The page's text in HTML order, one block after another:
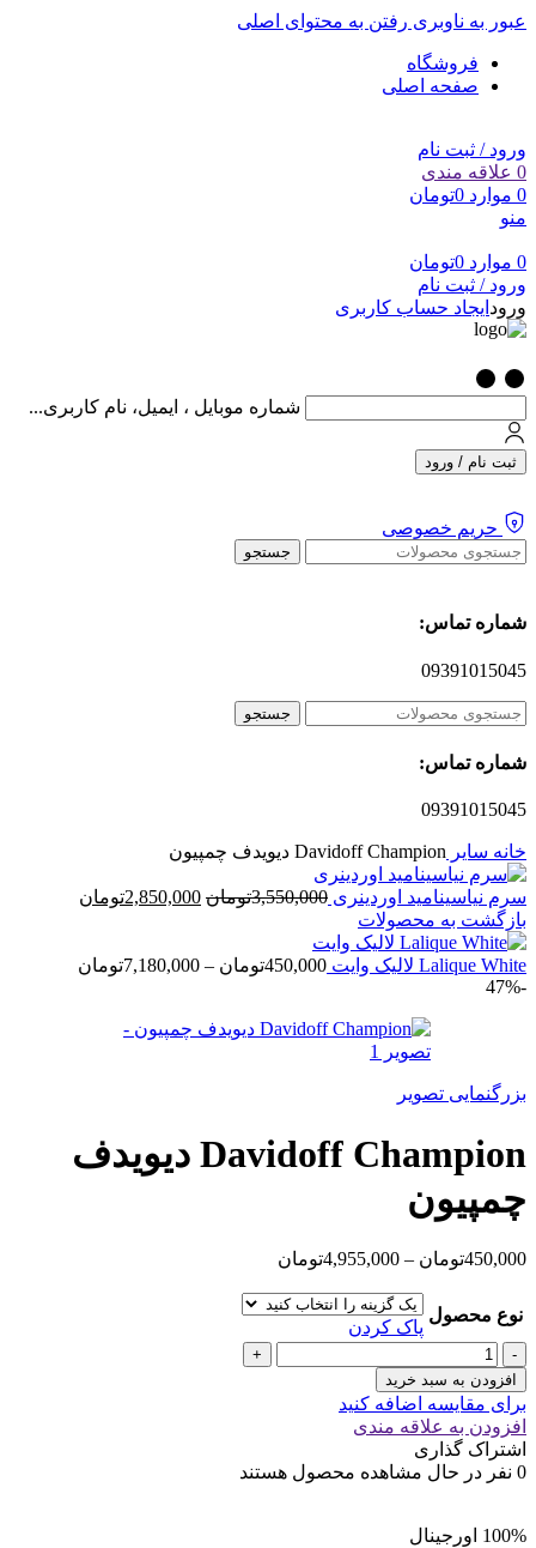
عبور به ناوبری رفتن به محتوای اصلی
فروشگاه
صفحه اصلی
ورود / ثبت نام
0 علاقه مندی
0 موارد 0تومان
منو
0 موارد 0تومان
ورود / ثبت نام
ورود ایجاد حساب کاربری
شماره موبایل ، ایمیل، نام کاربری...
ثبت نام / ورود
حریم خصوصی
جستجو
شماره تماس:
09391015045
جستجو
شماره تماس:
09391015045
خانه سایر Davidoff Champion دیویدف چمپیون
سرم نیاسینامید اوردینری 3,550,000تومان قیمت
بود.
2,850,000تومان
است.
بازگشت به محصولات
Lalique White لالیک وایت 450,000تومان –
7,180,000تومان
-47%
بزرگنمایی تصویر
Davidoff Champion دیویدف
چمپیون
450,000تومان –
4,955,000تومان
4,955,000تومان
نوع محصول
پاک کردن
Davidoff
Champion
دیویدف
چمپیون
عدد
افزودن به سبد خرید
برای مقایسه اضافه کنید
افزودن به علاقه مندی
اشتراک گذاری
0 نفر در حال مشاهده محصول هستند
100% اورجینال